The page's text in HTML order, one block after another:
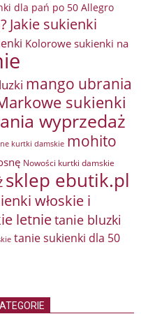
dla pań po 50 Allegro
Jakie sukienki
Kolorowe sukienki na
mango ubrania
sukienki
wyprzedaż
kurtki damskie mohito
Nowości kurtki damskie
sklep ebutik.pl
włoskie i
letnietanie bluzki
tanie sukienki dla 50